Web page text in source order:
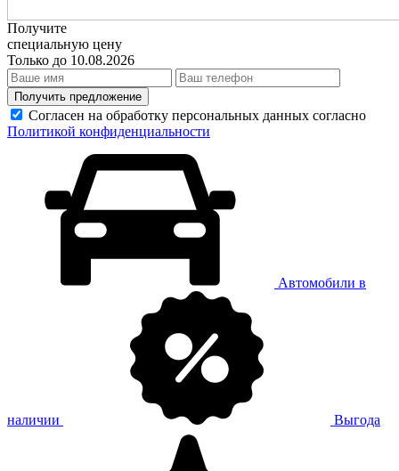
Получите
специальную цену
Только до 10.08.2026
Получить предложение
Согласен на обработку персональных данных согласно
Политикой конфиденциальности
Автомобили в
наличии Выгода